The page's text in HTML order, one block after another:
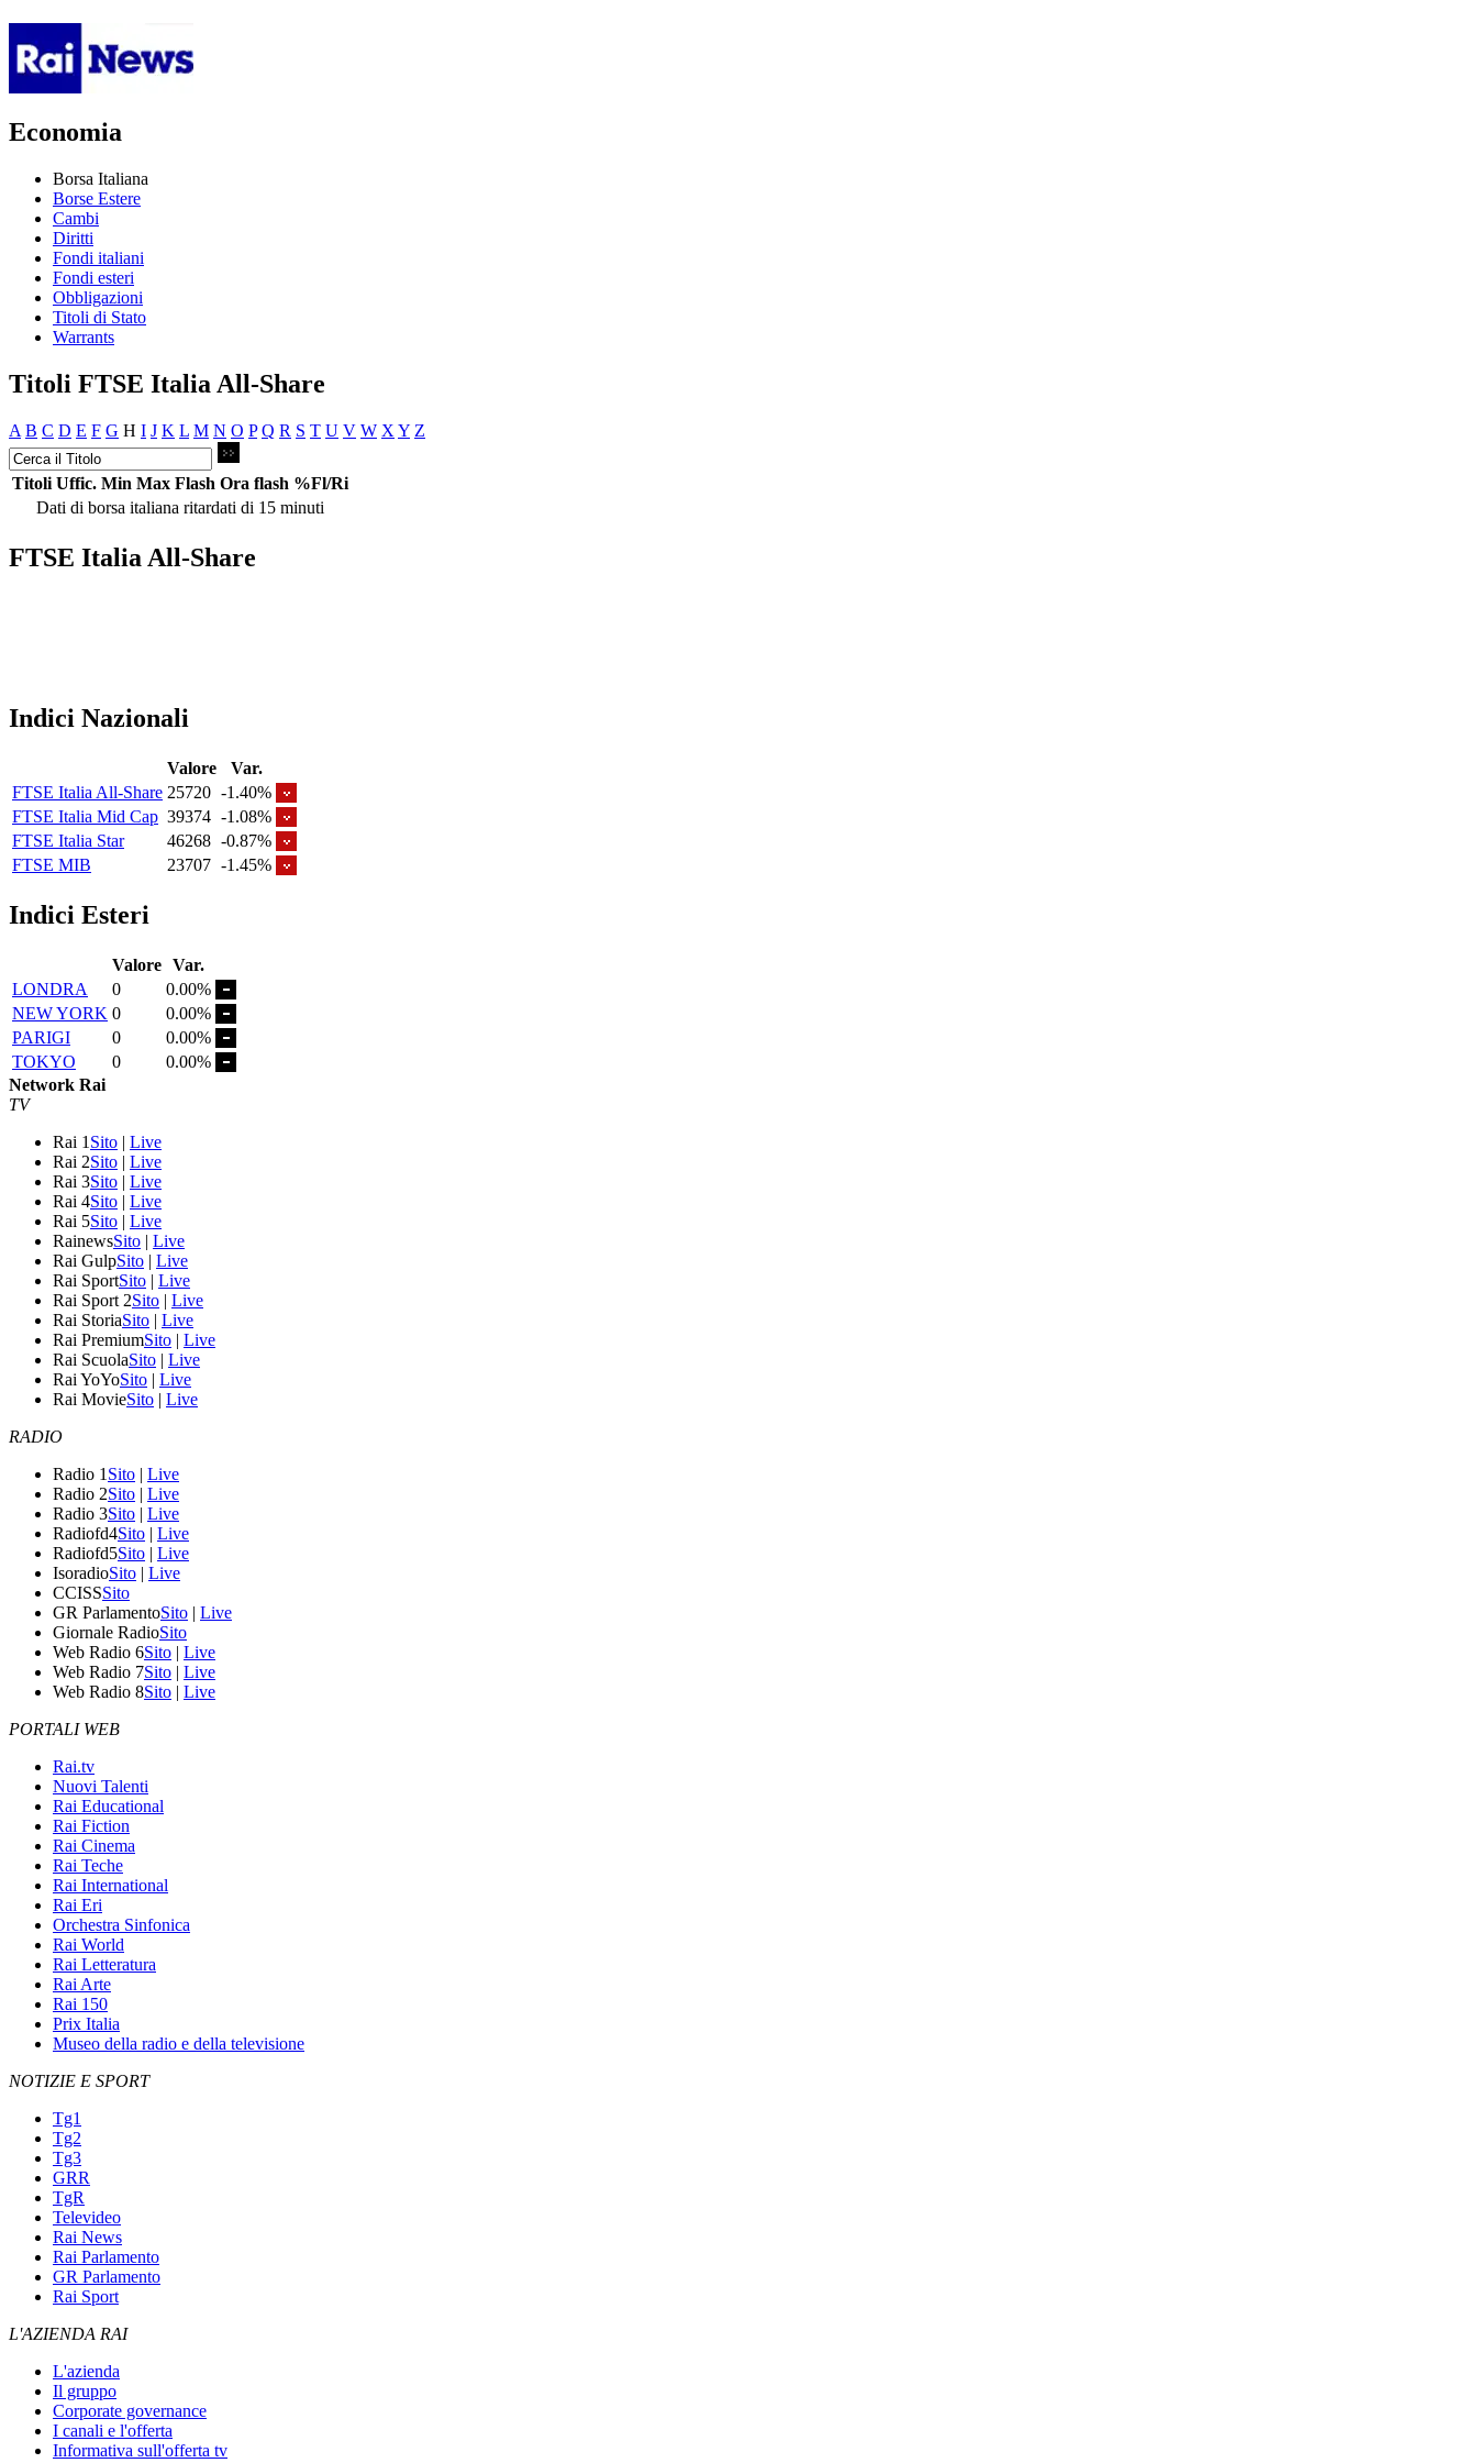
Economia
Borsa Italiana
Borse Estere
Cambi
Diritti
Fondi italiani
Fondi esteri
Obbligazioni
Titoli di Stato
Warrants
Titoli FTSE Italia All-Share
A B C D E F G H I J K L M N O P Q R S T U V W X Y Z
Titoli Uffic. Min Max Flash Ora flash %Fl/Ri
Dati di borsa italiana ritardati di 15 minuti
FTSE Italia All-Share
Indici Nazionali
Valore
Var.
FTSE Italia All-Share 25720 -1.40%
FTSE Italia Mid Cap 39374 -1.08%
FTSE Italia Star
46268 -0.87%
FTSE MIB
23707 -1.45%
Indici Esteri
Valore Var.
LONDRA
0
0.00%
NEW YORK 0
0.00%
PARIGI
0
0.00%
TOKYO
0
0.00%
Network Rai
TV
Rai 1 Sito | Live
Rai 2Sito | Live
Rai 3Sito | Live
Rai 4Sito | Live
Rai 5Sito | Live
RainewsSito | Live
Rai GulpSito | Live
Rai SportSito | Live
Rai Sport 2Sito | Live
Rai StoriaSito | Live
Rai PremiumSito | Live
Rai ScuolaSito | Live
Rai YoYoSito | Live
Rai MovieSito | Live
RADIO
Radio 1 Sito | Live
Radio 2Sito | Live
Radio 3Sito | Live
Radiofd4Sito | Live
Radiofd5Sito | Live
IsoradioSito | Live
CCISSSito
GR ParlamentoSito | Live
Giornale RadioSito
Web Radio 6Sito | Live
Web Radio 7Sito | Live
Web Radio 8Sito | Live
PORTALI WEB
Rai.tv
Nuovi Talenti
Rai Educational
Rai Fiction
Rai Cinema
Rai Teche
Rai International
Rai Eri
Orchestra Sinfonica
Rai World
Rai Letteratura
Rai Arte
Rai 150
Prix Italia
Museo della radio e della televisione
NOTIZIE E SPORT
Tg1
Tg2
Tg3
GRR
TgR
Televideo
Rai News
Rai Parlamento
GR Parlamento
Rai Sport
L'AZIENDA RAI
L'azienda
Il gruppo
Corporate governance
I canali e l'offerta
Informativa sull'offerta tv